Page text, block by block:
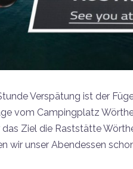
Verspätung ist der
vom Campingplatz
Ziel die Raststätte
wir unser Abendessen